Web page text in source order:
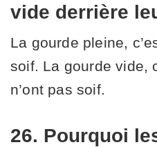
vide derrière
La gourde pleine,
soif. La gourde vide,
n’ont pas soif.
26. Pourquoi